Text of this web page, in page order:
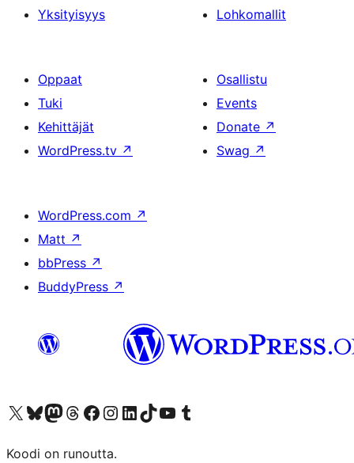
Yksityisyys
Lohkomallit
Oppaat
Tuki
Kehittäjät
WordPress.tv ↗
Osallistu
Events
Donate ↗
Swag ↗
WordPress.com ↗
Matt ↗
bbPress ↗
BuddyPress ↗
Visit our X (formerly Twitter) account
Visit our Bluesky account
Visit our Mastodon account
Visit our Threads account
Visit our Facebook page
Visit our Instagram account
Visit our LinkedIn account
Visit our TikTok account
Näytä YouTube-kanava
Visit our Tumblr account
Koodi on runoutta.